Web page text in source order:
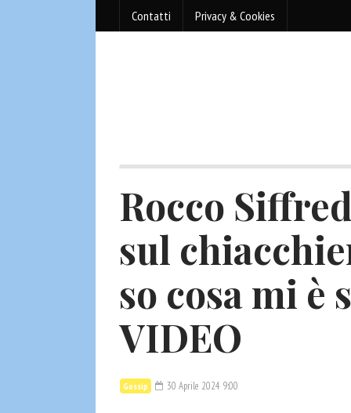
Contatti Privacy & Cookies
Rocco
sul
so cosa mi è
VIDEO
Gossip 30 Aprile 2024 9:00